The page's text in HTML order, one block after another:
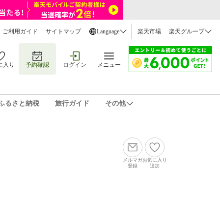
ご利用ガイド サイトマップ Language 楽天市場 楽天グループ
入り 予約確認 ログイン メニュー
るさと納税 旅行ガイド その他
メルマガ
登録
お気に入り
追加